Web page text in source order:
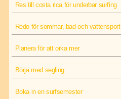
Res till costa rica för underbar surfing
Redo för sommar, bad och vattensport
Planera för att orka mer
Börja med segling
Boka in en surfsemester